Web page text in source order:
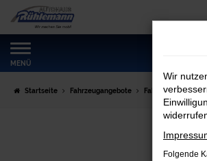
Zum
Hauptinhalt
springen
MENÜ
Startseite Fahrzeugangebote Fahrzeugmarkt
Wir
Folgende